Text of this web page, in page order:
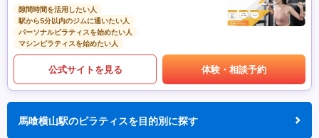
隙間時間を活用したい人
駅から5分以内のジムに通いたい人
パーソナルピラティスを始めたい人
マシンピラティスを始めたい人
公式サイトを見る 体験・相談予約
馬喰横山駅のピラティスを目的別に探す